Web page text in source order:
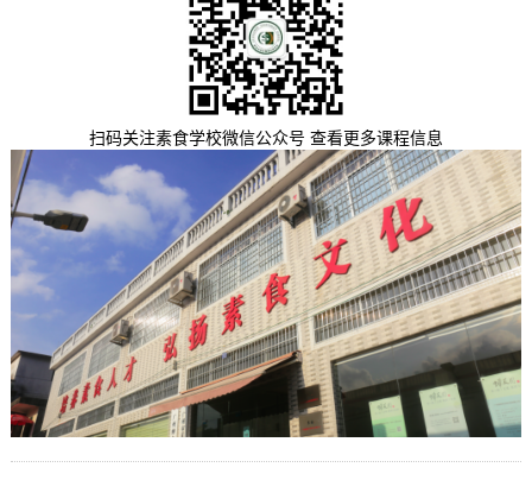
扫码关注素食学校微信公众号 查看更多课程信息